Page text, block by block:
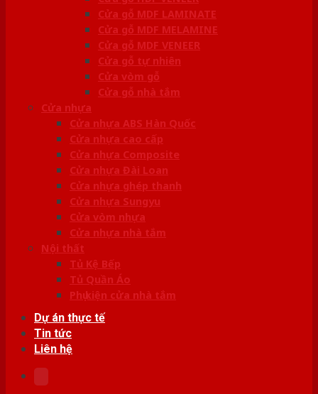
Cửa gỗ MDF LAMINATE
Cửa gỗ MDF MELAMINE
Cửa gỗ MDF VENEER
Cửa gỗ tự nhiên
Cửa vòm gỗ
Cửa gỗ nhà tắm
Cửa nhựa
Cửa nhựa ABS Hàn Quốc
Cửa nhựa cao cấp
Cửa nhựa Composite
Cửa nhựa Đài Loan
Cửa nhựa ghép thanh
Cửa nhựa Sungyu
Cửa vòm nhựa
Cửa nhựa nhà tắm
Nội thất
Tủ Kệ Bếp
Tủ Quần Áo
Phụ kiện cửa nhà tắm
Dự án thực tế
Tin tức
Liên hệ